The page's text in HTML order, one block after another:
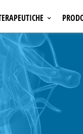
INFIAMMATORIE E